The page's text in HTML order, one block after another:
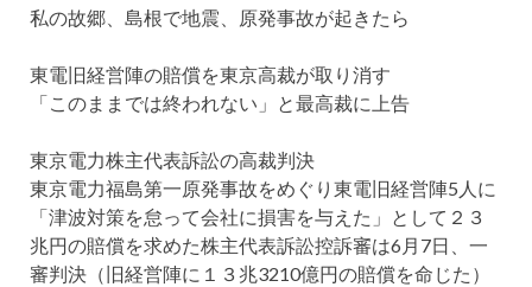
私の故郷、島根で地震、原発事故が起きたら
東電旧経営陣の賠償を東京高裁が取り消す
「このままでは終われない」と最高裁に上告
東京電力株主代表訴訟の高裁判決
東京電力福島第一原発事故をめぐり東電旧経営陣5人に
「津波対策を怠って会社に損害を与えた」として２３
兆円の賠償を求めた株主代表訴訟控訴審は6月7日、一
審判決（旧経営陣に１３兆3210億円の賠償を命じた）